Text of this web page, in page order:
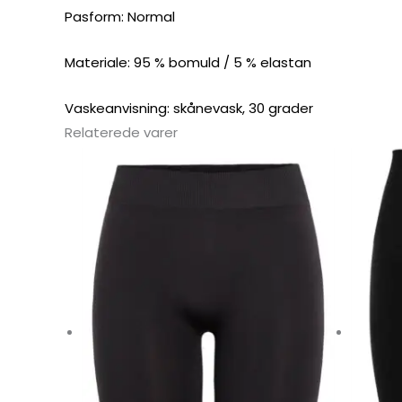
Pasform: Normal
Materiale: 95 % bomuld / 5 % elastan
Vaskeanvisning: skånevask, 30 grader
Relaterede varer
vare
varianter.
Mulighederne
varesiden